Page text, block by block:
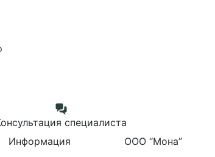
специалиста
Информация
ООО “Мона”